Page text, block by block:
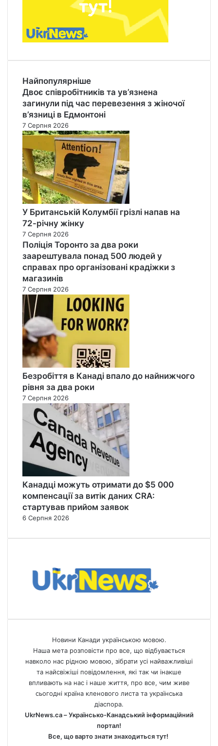
Найпопулярніше
Двоє співробітників та ув’язнена
загинули під час перевезення з жіночої
в’язниці в Едмонтоні
7 Серпня 2026
У Британській Колумбії грізлі напав на
72-річну жінку
7 Серпня 2026
Поліція Торонто за два роки
заарештувала понад 500 людей у
справах про організовані крадіжки з
магазинів
7 Серпня 2026
Безробіття в Канаді впало до найнижчого
рівня за два роки
7 Серпня 2026
Канадці можуть отримати до $5 000
компенсації за витік даних CRA:
стартував прийом заявок
6 Серпня 2026
Новини Канади українською мовою.
Наша мета розповісти про все, що відбувається
навколо нас рідною мовою, зібрати усі найважливіші
та найсвіжіші повідомлення, які так чи інакше
впливають на нас і наше життя, про все, чим живе
сьогодні країна кленового листа та українська
діаспора.
UkrNews.ca – Українсько-Канадський інформаційний
портал!
Все, що варто знати знаходиться тут!